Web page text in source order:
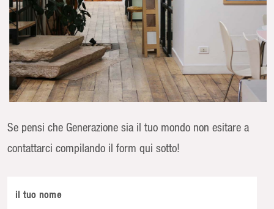
Se pensi che Generazione sia il tuo mondo non esitare a
contattarci compilando il form qui sotto!
il tuo nome